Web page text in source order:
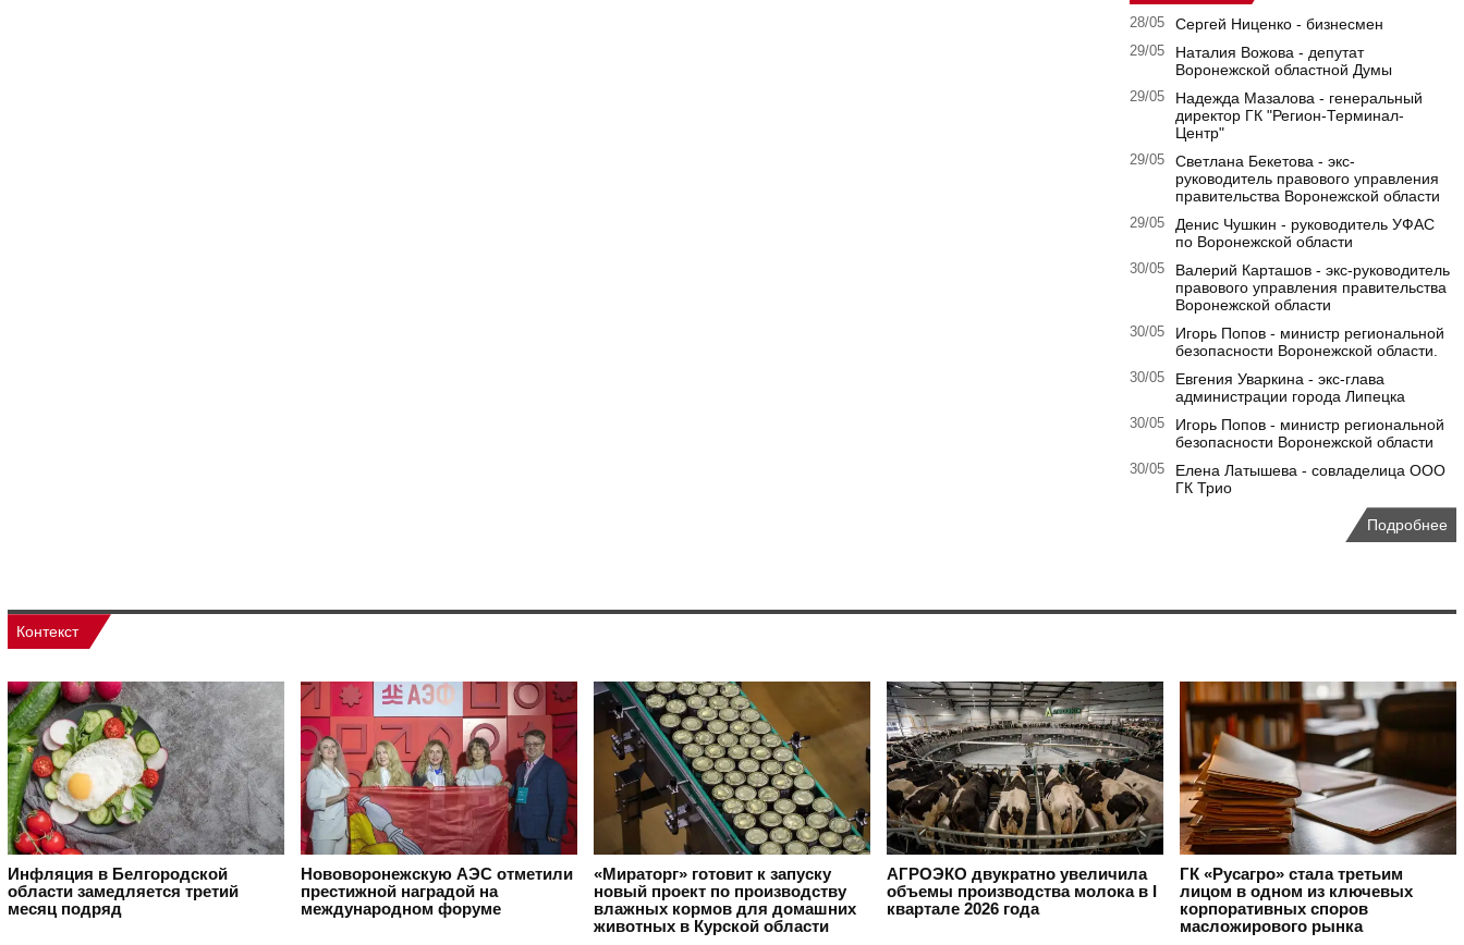
28/05 Сергей Ниценко - бизнесмен
29/05
Наталия Вожова - депутат
Воронежской областной Думы
29/05
Надежда Мазалова - генеральный
директор ГК "Регион-Терминал-
Центр"
29/05
Светлана Бекетова - экс-
руководитель правового управления
правительства Воронежской области
29/05
Денис Чушкин - руководитель УФАС
по Воронежской области
30/05
Валерий Карташов - экс-руководитель
правового управления правительства
Воронежской области
30/05
Игорь Попов - министр региональной
безопасности Воронежской области.
30/05
Евгения Уваркина - экс-глава
администрации города Липецка
30/05
Игорь Попов - министр региональной
безопасности Воронежской области
30/05
Елена Латышева - совладелица ООО
ГК Трио
Подробнее
Контекст
Инфляция в Белгородской
области замедляется третий
месяц подряд
Нововоронежскую АЭС отметили
престижной наградой на
международном форуме
«Мираторг» готовит к запуску
новый проект по производству
влажных кормов для домашних
животных в Курской области
АГРОЭКО двукратно увеличила
объемы производства молока в I
квартале 2026 года
ГК «Русагро» стала третьим
лицом в одном из ключевых
корпоративных споров
масложирового рынка